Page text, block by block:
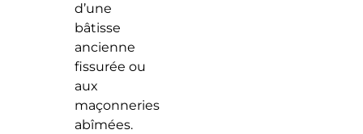
d’une
bâtisse
ancienne
fissurée ou
aux
maçonneries
abîmées.